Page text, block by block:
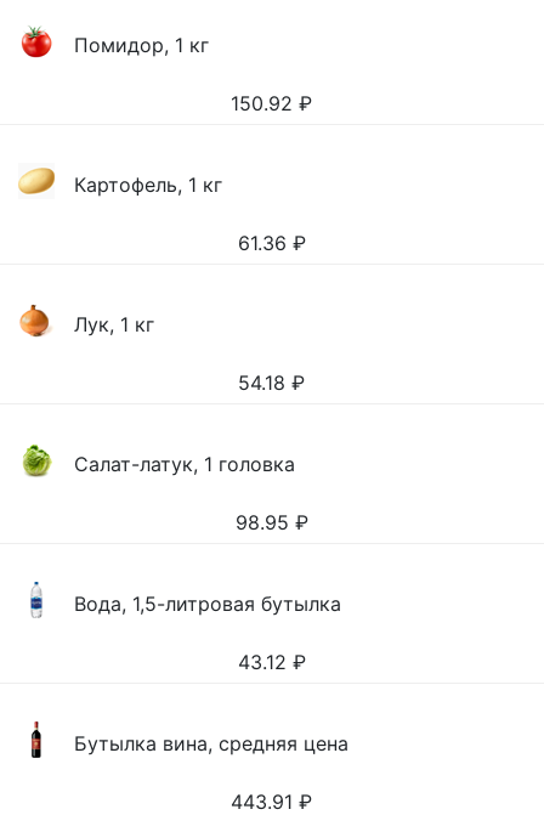
Помидор, 1 кг
150.92 ₽
Картофель, 1 кг
61.36 ₽
Лук, 1 кг
54.18 ₽
Салат-латук, 1 головка
98.95 ₽
Вода, 1,5-литровая бутылка
43.12 ₽
Бутылка вина, средняя цена
443.91 ₽